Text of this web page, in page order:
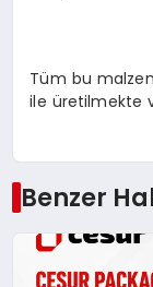
Tüm bu
ile üretilmekte
Benzer